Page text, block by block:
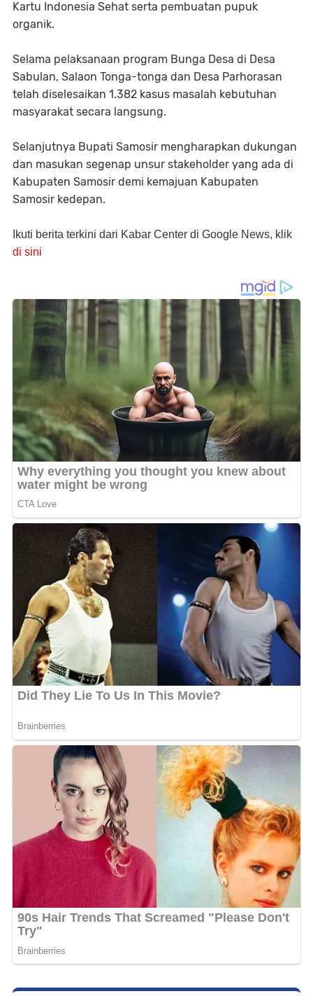
Kartu Indonesia Sehat serta pembuatan pupuk
organik.
Selama pelaksanaan program Bunga Desa di Desa
Sabulan, Salaon Tonga-tonga dan Desa Parhorasan
telah diselesaikan 1.382 kasus masalah kebutuhan
masyarakat secara langsung.
Selanjutnya Bupati Samosir mengharapkan dukungan
dan masukan segenap unsur stakeholder yang ada di
Kabupaten Samosir demi kemajuan Kabupaten
Samosir kedepan.
Ikuti berita terkini dari Kabar Center di Google News, klik
di sini